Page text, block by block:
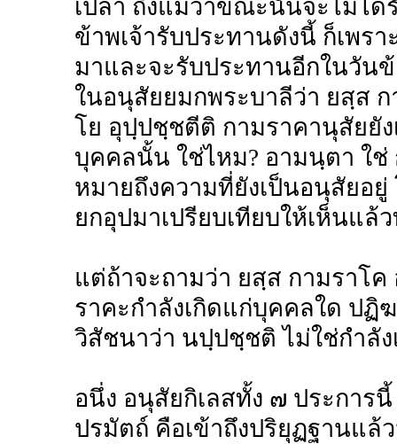
เปล่า ถึงแม้ว่าขณะนั้นจะไม่ได้
ข้าพเจ้ารับประทานดังนี้ ก็เพร
มาและจะรับประทานอีกในวัน
ในอนุสัยยมกพระบาลีว่า ยสฺส
โย อุปฺปชฺชตีติ กามราคานุสัยยั
บุคคลนั้น ใช่ไหม? อามนฺตา ใช่
หมายถึงความที่ยังเป็นอนุสัยอยู่
ยกอุปมาเปรียบเทียบให้เห็นแล้
แต่ถ้าจะถามว่า ยสฺส กามราโ
ราคะกำลังเกิดแก่บุคคลใด ปฏิ
วิสัชนาว่า นปฺปชฺชติ ไม่ใช่กำลัง
อนึ่ง อนุสัยกิเลสทั้ง ๗ ประการ
ปรมัตถ์ คือเข้าถึงปริยุฏฐานแล้